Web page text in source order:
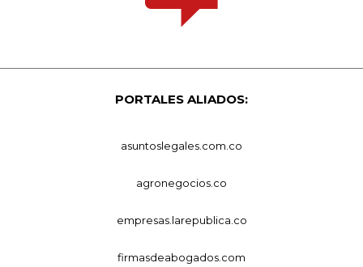
PORTALES ALIADOS:
asuntoslegales.com.co
agronegocios.co
empresas.larepublica.co
firmasdeabogados.com